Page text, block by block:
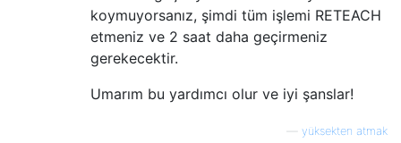
koymuyorsanız, şimdi tüm işlemi RETEACH
etmeniz ve 2 saat daha geçirmeniz
gerekecektir.
Umarım bu yardımcı olur ve iyi şanslar!
yüksekten atmak